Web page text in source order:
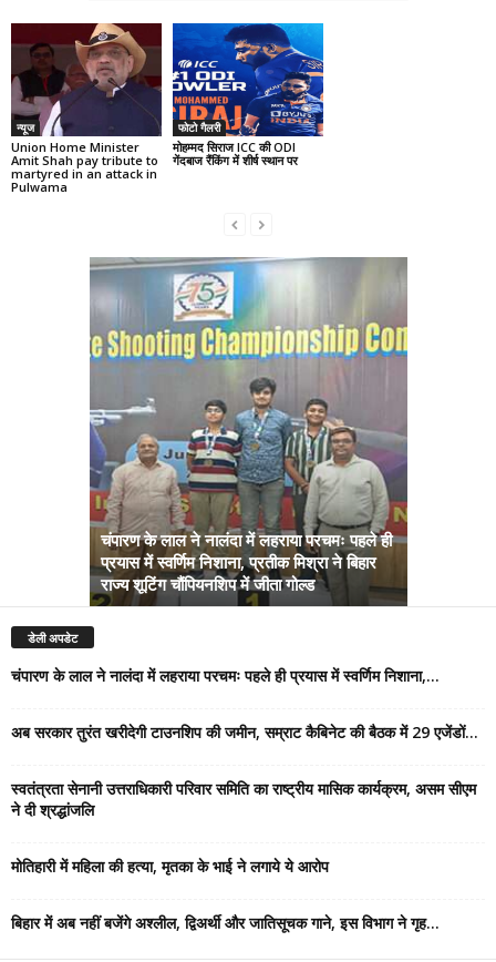
न्यूज
Union Home Minister
Amit Shah pay tribute to
martyred in an attack in
Pulwama
फोटो गैलरी
मोहम्मद सिराज ICC की ODI
गेंदबाज रैंकिंग में शीर्ष स्थान पर
चंपारण के लाल ने नालंदा में लहराया परचमः पहले ही
प्रयास में स्वर्णिम निशाना, प्रतीक मिश्रा ने बिहार
राज्य शूटिंग चौंपियनशिप में जीता गोल्ड
डेली अपडेट
चंपारण के लाल ने नालंदा में लहराया परचमः पहले ही प्रयास में स्वर्णिम निशाना,...
अब सरकार तुरंत खरीदेगी टाउनशिप की जमीन, सम्राट कैबिनेट की बैठक में 29 एजेंडों...
स्वतंत्रता सेनानी उत्तराधिकारी परिवार समिति का राष्ट्रीय मासिक कार्यक्रम, असम सीएम
ने दी श्रद्धांजलि
मोतिहारी में महिला की हत्या, मृतका के भाई ने लगाये ये आरोप
बिहार में अब नहीं बजेंगे अश्लील, द्विअर्थी और जातिसूचक गाने, इस विभाग ने गृह...